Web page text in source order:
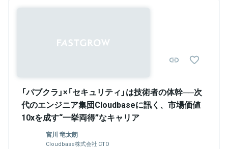
「パブクラ」×「セキュリティ」は技術者の体幹──次
代のエンジニア集団Cloudbaseに訊く、市場価値
10xを成す“一挙両得”なキャリア
宮川 竜太朗
Cloudbase株式会社 CTO